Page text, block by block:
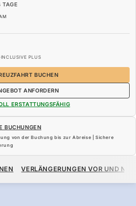
TAGE
PLUS
BUCHEN
ANFORDERN
ERSTATTUNGSFÄHIG
BUCHUNGEN
von der Buchung bis zur Abreise | Sichere
$ VERLÄNGERUNGEN VOR UND